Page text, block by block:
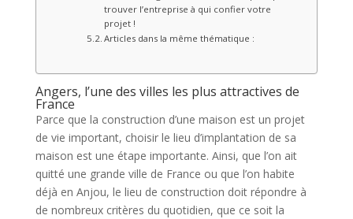
trouver l’entreprise à qui confier votre
projet !
Articles dans la même thématique :
Angers, l’une des villes les plus attractives de
France
Parce que la construction d’une maison est un projet
de vie important, choisir le lieu d’implantation de sa
maison est une étape importante. Ainsi, que l’on ait
quitté une grande ville de France ou que l’on habite
déjà en Anjou, le lieu de construction doit répondre à
de nombreux critères du quotidien, que ce soit la